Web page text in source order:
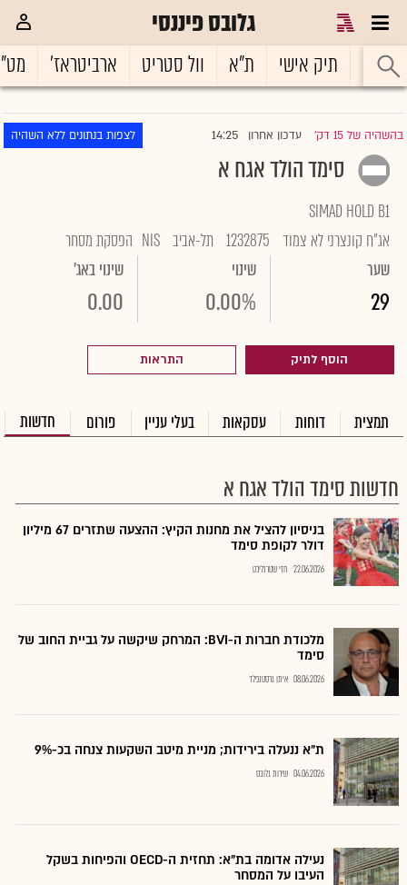
גלובס פיננסי
ראשי תיק אישי ת"א וול סטריט ארביטראז'
בהשהיה של 15 דק' |עדכון אחרון 14:25 לצפות בנתונים ללא השהיה
סימד הולד אגח א
SIMAD HOLD B1
אג"ח קונצרני לא צמוד 1232875 תל-אביב NIS הפסקת מסחר
שער
29
שינוי
0.00%
שינוי באג'
0.00
הוסף לתיק התראות
תמצית דוחות עסקאות בעלי עניין פורום חדשות
חדשות סימד הולד אגח א
בניסיון להציל את מחנות הקיץ: ההצעה שתזרים 67 מיליון
דולר לקופת סימד
22.06.2026 חזי שטרנליכט
מלכודת חברות ה-BVI: המרחק שיקשה על גביית החוב של
סימד
08.06.2026 איתן גרסטנפלד
ת"א ננעלה בירידות; מניית מיטב השקעות צנחה בכ-9%
04.06.2026 שירות גלובס
נעילה אדומה בת"א: תחזית ה-OECD והפיחות בשקל
העיבו על המסחר